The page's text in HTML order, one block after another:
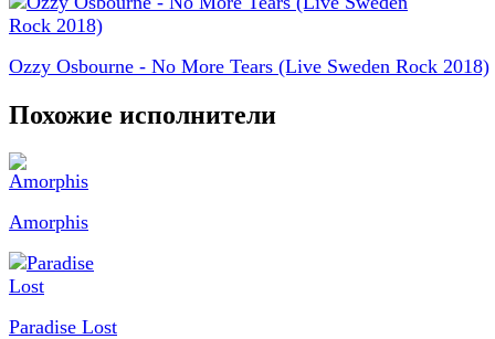
Ozzy Osbourne - No More Tears (Live Sweden Rock 2018)
Похожие исполнители
Amorphis
Paradise Lost